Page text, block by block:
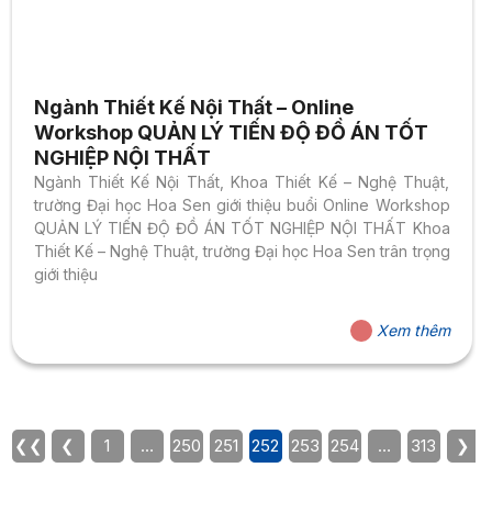
Ngành Thiết Kế Nội Thất – Online
Workshop QUẢN LÝ TIẾN ĐỘ ĐỒ ÁN TỐT
NGHIỆP NỘI THẤT
Ngành Thiết Kế Nội Thất, Khoa Thiết Kế – Nghệ Thuật,
trường Đại học Hoa Sen giới thiệu buổi Online Workshop
QUẢN LÝ TIẾN ĐỘ ĐỒ ÁN TỐT NGHIỆP NỘI THẤT Khoa
Thiết Kế – Nghệ Thuật, trường Đại học Hoa Sen trân trọng
giới thiệu
Xem thêm
❮❮ ❮ 1 … 250 251 252 253 254 … 313 ❯